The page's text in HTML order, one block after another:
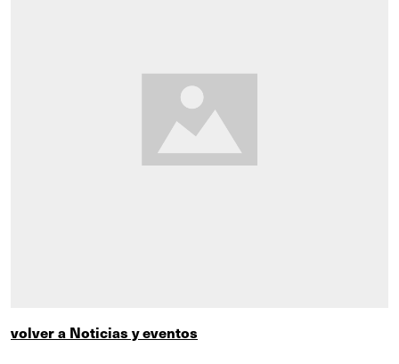
volver a Noticias y eventos